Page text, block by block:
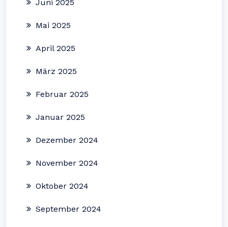
Juni 2025
Mai 2025
April 2025
März 2025
Februar 2025
Januar 2025
Dezember 2024
November 2024
Oktober 2024
September 2024